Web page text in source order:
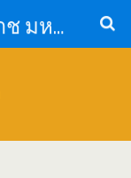
วิทยาลัยสงฆ์พุทธชินราช มหาวิทยาลัยมหาจุฬาลงกรณราชวิทยาลัย